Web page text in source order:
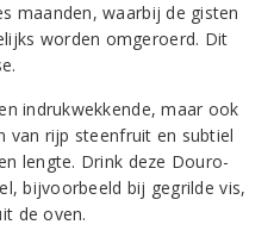
maanden, waarbij de gisten
worden omgeroerd. Dit
indrukwekkende, maar ook
van rijp steenfruit en subtiel
lengte. Drink deze Douro-
bijvoorbeeld bij gegrilde vis,
de oven.